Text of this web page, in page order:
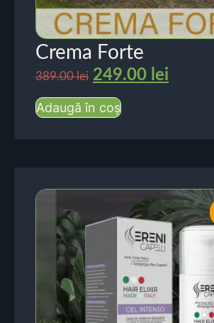
Crema Forte
389.00lei 249.00 lei
Adaugă în coș